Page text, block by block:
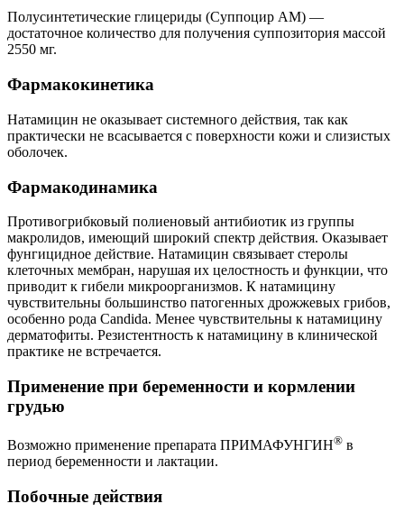
Полусинтетические глицериды (Суппоцир AM) —
достаточное количество для получения суппозитория массой
2550 мг.
Фармакокинетика
Натамицин не оказывает системного действия, так как
практически не всасывается с поверхности кожи и слизистых
оболочек.
Фармакодинамика
Противогрибковый полиеновый антибиотик из группы
макролидов, имеющий широкий спектр действия. Оказывает
фунгицидное действие. Натамицин связывает стеролы
клеточных мембран, нарушая их целостность и функции, что
приводит к гибели микроорганизмов. К натамицину
чувствительны большинство патогенных дрожжевых грибов,
особенно рода Candida. Менее чувствительны к натамицину
дерматофиты. Резистентность к натамицину в клинической
практике не встречается.
Применение при беременности и кормлении
грудью
Возможно применение препарата ПРИМАФУНГИН® в
период беременности и лактации.
Побочные действия